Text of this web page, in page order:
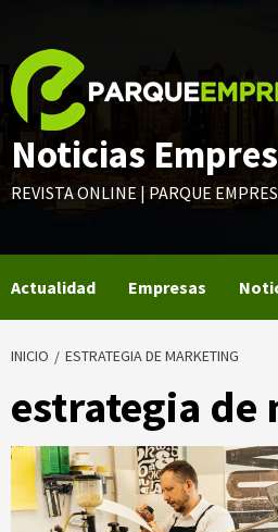
contenido
Noticias
REVISTA ONLINE | PARQUE
Actualidad Empresas
INICIO ESTRATEGIA DE MARKETING
estrategia de